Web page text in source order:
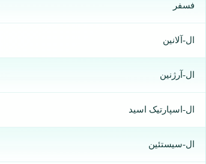
فسفر
ال-آلانین
ال-آرژنین
ال-اسپارتیک اسید
ال-سیستئین